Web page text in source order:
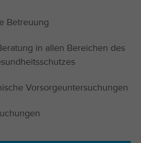
Betreuung
in allen Bereichen des
Vorsorgeuntersuchungen